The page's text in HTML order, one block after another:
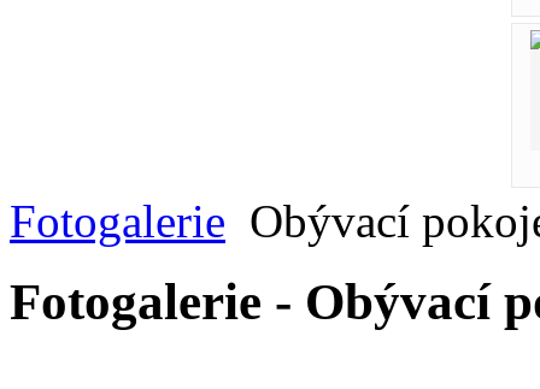
Fotogalerie Obývací
Fotogalerie - Obývací